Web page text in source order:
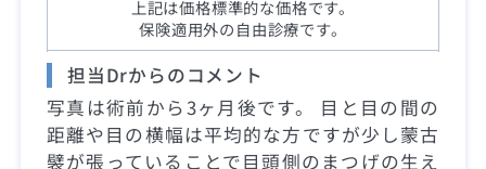
上記は価格標準的な価格です。
保険適用外の自由診療です。
担当Drからのコメント
写真は術前から3ヶ月後です。 目と目の間の
距離や目の横幅は平均的な方ですが少し蒙古
襞が張っていることで目頭側のまつげの生え